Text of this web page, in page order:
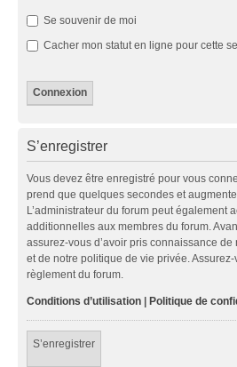
Se souvenir de moi
Cacher mon statut en ligne pour cette
S’enregistrer
Vous devez être enregistré pour vous
prend que quelques secondes et
L’administrateur du forum peut également
additionnelles aux membres du forum.
assurez-vous d’avoir pris connaissance de
et de notre politique de vie privée.
règlement du forum.
Conditions d’utilisation | Politique de
S’enregistrer